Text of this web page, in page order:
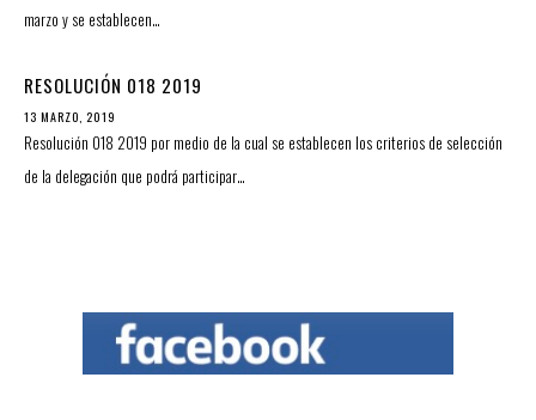
marzo y se establecen…
RESOLUCIÓN 018 2019
13 MARZO, 2019
Resolución 018 2019 por medio de la cual se establecen los criterios de selección
de la delegación que podrá participar…